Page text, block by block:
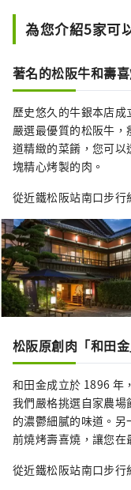
為您介紹5家可
著名的松阪牛和壽
歷史悠久的牛銀本店成
嚴選最優質的松阪牛
道精緻的菜餚，您可
塊精心烤製的肉。
從近鐵松阪站南口步行
松阪原創肉「和田金
和田金成立於 1896 年
我們嚴格挑選自家農
的濃鬱細膩的味道。
前燒烤壽喜燒，讓您在
從近鐵松阪站南口步行